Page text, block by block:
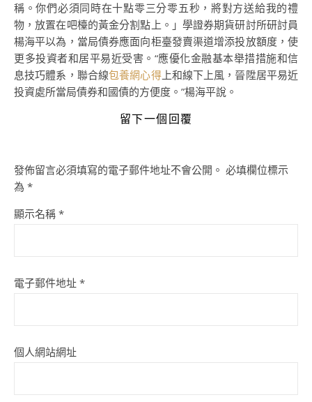
稱。你們必須同時在十點零三分零五秒，將對方送給我的禮
物，放置在吧檯的黃金分割點上。」學證券期貨研討所研討員
楊海平以為，當局債券應面向柜臺發賣渠道增添投放額度，使
更多投資者和居平易近受害。“應優化金融基本舉措措施和信
息技巧體系，聯合線包養網心得上和線下上風，晉陞居平易近
投資處所當局債券和國債的方便度。”楊海平說。
留下一個回覆
發佈留言必須填寫的電子郵件地址不會公開。 必填欄位標示
為 *
顯示名稱 *
電子郵件地址 *
個人網站網址